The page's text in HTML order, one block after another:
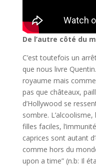
De l’autre côté du
C’est toutefois un
que nous livre
royaume mais
pas que châteaux,
d’Hollywood se
sombre.
filles faciles,
caprices sont autant
comme hors du
upon a time” (n.b: Il